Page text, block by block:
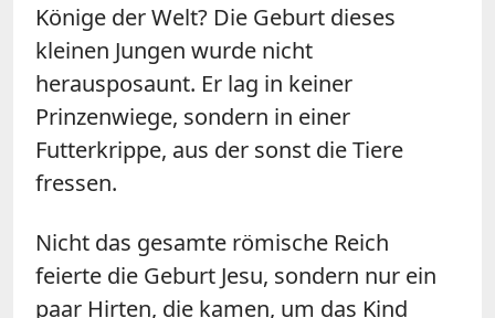
Könige der Welt? Die Geburt dieses
kleinen Jungen wurde nicht
herausposaunt. Er lag in keiner
Prinzenwiege, sondern in einer
Futterkrippe, aus der sonst die Tiere
fressen.
Nicht das gesamte römische Reich
feierte die Geburt Jesu, sondern nur ein
paar Hirten, die kamen, um das Kind